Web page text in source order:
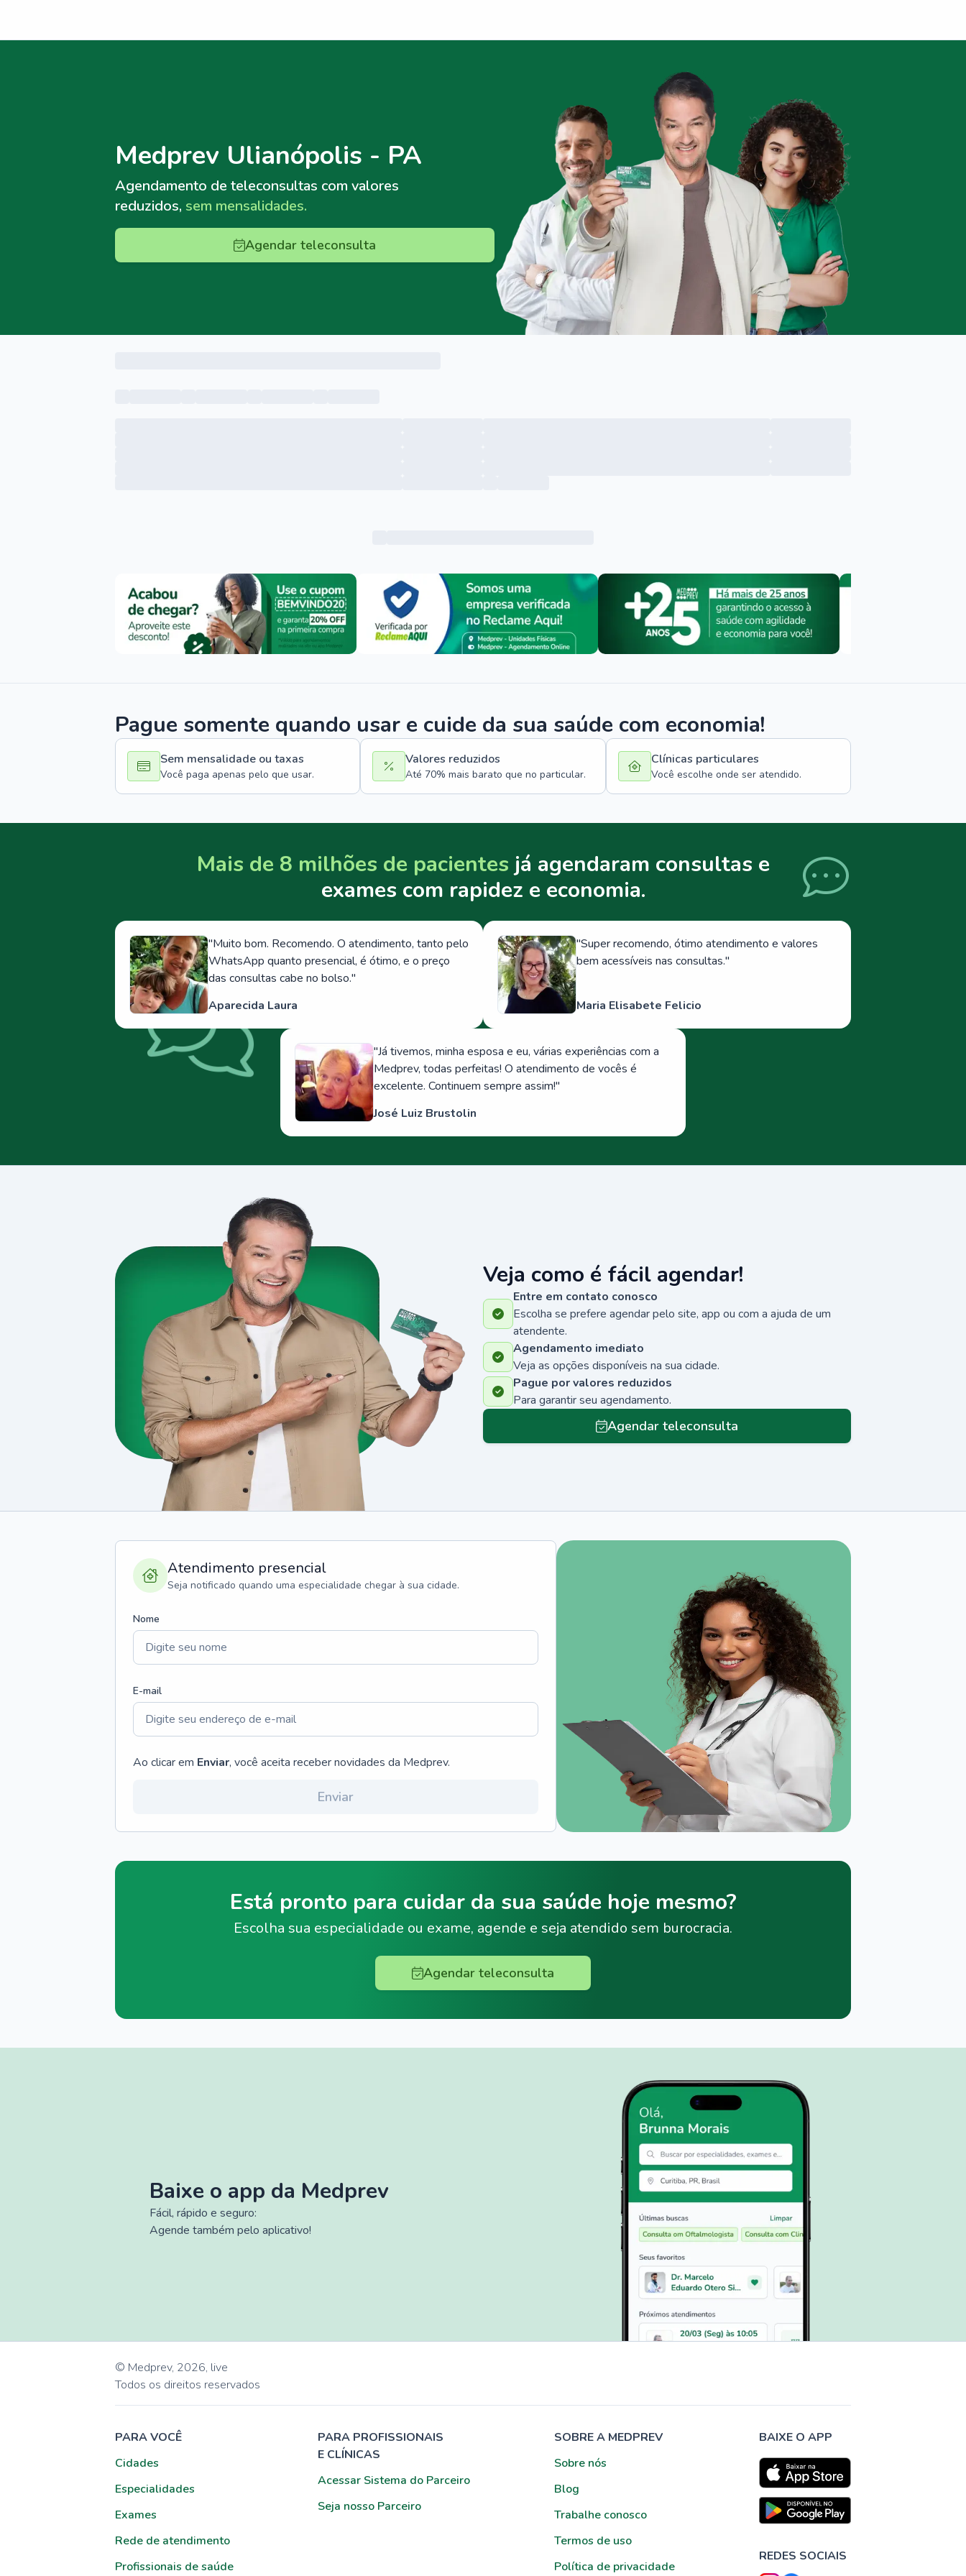
Medprev Ulianópolis - PA
Agendamento de teleconsultas com valores
reduzidos, sem mensalidades.
Agendar teleconsulta
Menu lateral
Pague somente quando usar e cuide da sua saúde com economia!
Sem mensalidade ou taxas
Você paga apenas pelo que usar.
Valores reduzidos
Até 70% mais barato que no particular.
Clínicas particulares
Você escolhe onde ser atendido.
Mais de 8 milhões de pacientes já agendaram consultas e
exames com rapidez e economia.
"Muito bom. Recomendo. O atendimento, tanto pelo
WhatsApp quanto presencial, é ótimo, e o preço
das consultas cabe no bolso."
Aparecida Laura
"Super recomendo, ótimo atendimento e valores
bem acessíveis nas consultas."
Maria Elisabete Felicio
"Já tivemos, minha esposa e eu, várias experiências com a
Medprev, todas perfeitas! O atendimento de vocês é
excelente. Continuem sempre assim!"
José Luiz Brustolin
Veja como é fácil agendar!
Entre em contato conosco
Escolha se prefere agendar pelo site, app ou com a ajuda de um
atendente.
Agendamento imediato
Veja as opções disponíveis na sua cidade.
Pague por valores reduzidos
Para garantir seu agendamento.
Agendar teleconsulta
Atendimento presencial
Seja notificado quando uma especialidade chegar à sua cidade.
Nome
E-mail
Ao clicar em Enviar, você aceita receber novidades da Medprev.
Enviar
Está pronto para cuidar da sua saúde hoje mesmo?
Escolha sua especialidade ou exame, agende e seja atendido sem burocracia.
Agendar teleconsulta
Baixe o app da Medprev
Fácil, rápido e seguro:
Agende também pelo aplicativo!
© Medprev, 2026, live
Todos os direitos reservados
PARA VOCÊ
Cidades
Especialidades
Exames
Rede de atendimento
Profissionais de saúde
PARA PROFISSIONAIS
E CLÍNICAS
Acessar Sistema do Parceiro
Seja nosso Parceiro
SOBRE A MEDPREV
Sobre nós
Blog
Trabalhe conosco
Termos de uso
Política de privacidade
BAIXE O APP
REDES SOCIAIS